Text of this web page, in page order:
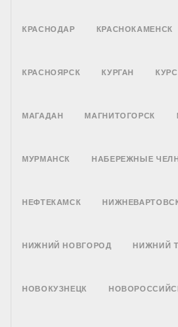
КРАСНОДАР КРАСНОКАМЕНСК
КРАСНОЯРСК КУРГАН
МАГАДАН МАГНИТОГОРСК
МУРМАНСК НАБЕРЕЖНЫЕ
НЕФТЕКАМСК
НИЖНИЙ НОВГОРОД НИЖНИЙ
НОВОКУЗНЕЦК